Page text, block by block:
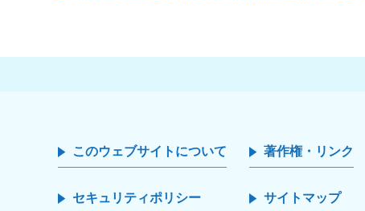
このウェブサイトについて 著作権・リンク
セキュリティポリシー サイトマップ